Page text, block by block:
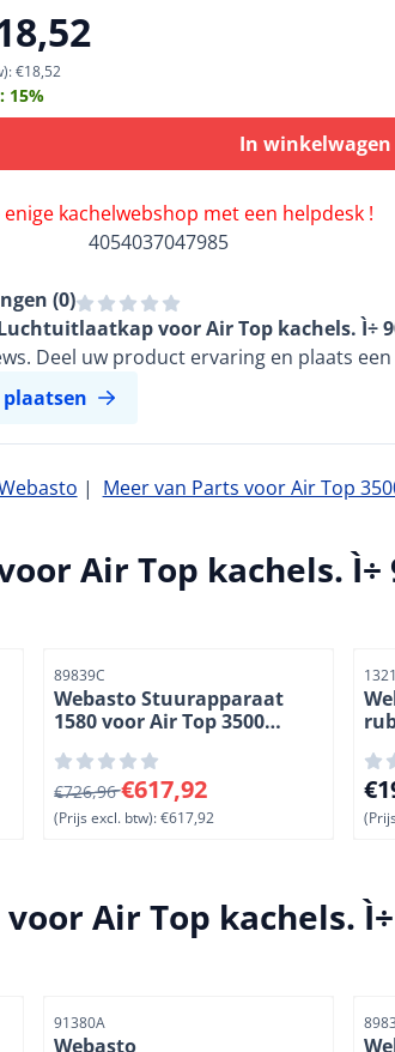
€18,52
15%
In winkelwagen
kachelwebshop met een helpdesk !
4054037047985
(0)
voor Air Top kachels. Ì÷
Deel uw product ervaring en plaats
plaatsen
| Meer van Parts voor Air Top
Air Top kachels. Ì÷
Artikelnummer
89839C
Webasto Stuurapparaat
1580 voor Air Top 3500
14)
Van 726,96 voor 617,92, exclusief btw:
€726,96€617,92
(Prijs excl. btw):€617,92
14)
Air Top kachels.
Artikelnummer
91380A
Webasto